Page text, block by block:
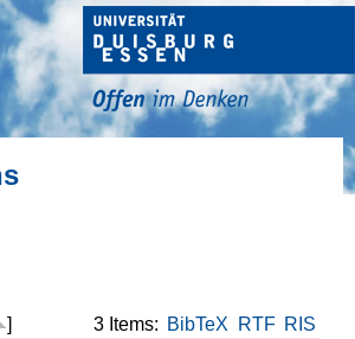
3 Items: BibTeX RTF RIS
]